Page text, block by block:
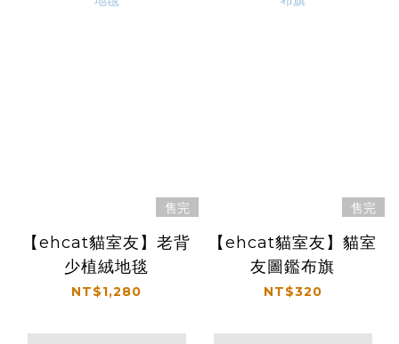
售完
【ehcat貓室友】老背
少植絨地毯
NT$1,280
售完
【ehcat貓室友】貓室
友圖鑑布旗
NT$320